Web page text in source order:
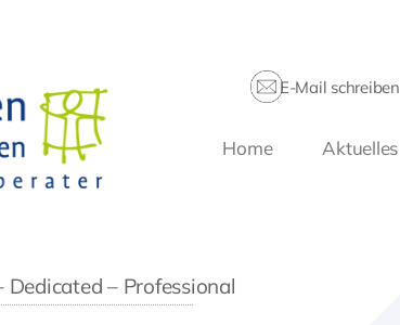
E-Mail schreiben
Home Aktuelles
Dedicated – Professional